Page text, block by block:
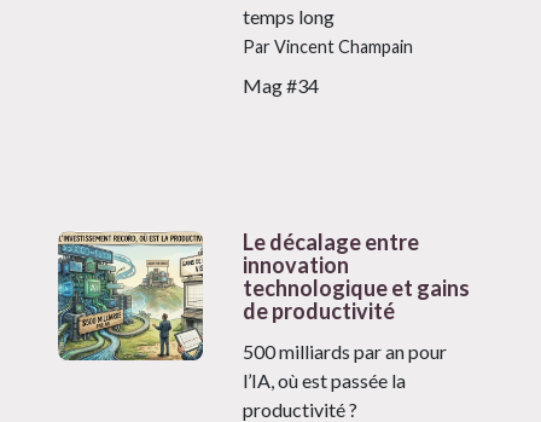
temps long
Par Vincent Champain
Mag #34
Le décalage entre
innovation
technologique et gains
de productivité
500 milliards par an pour
l’IA, où est passée la
productivité ?